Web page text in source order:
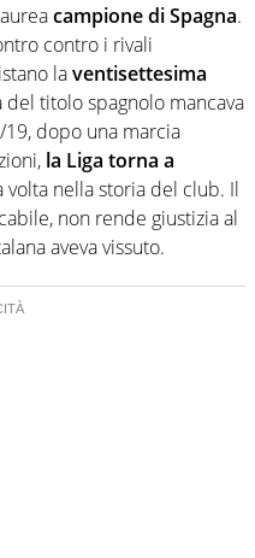
campione di Spagna.
contro i rivali
laventisettesima
del titolo spagnolo mancava
dopo una marcia
la Liga torna a
nella storia del club. Il
non rende giustizia al
aveva vissuto.